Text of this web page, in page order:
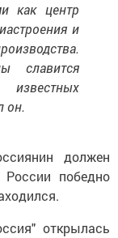
как центр
и
славится
он.
должен
победно
открылась